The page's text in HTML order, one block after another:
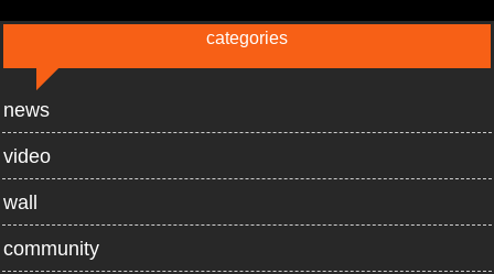
categories
news
video
wall
community